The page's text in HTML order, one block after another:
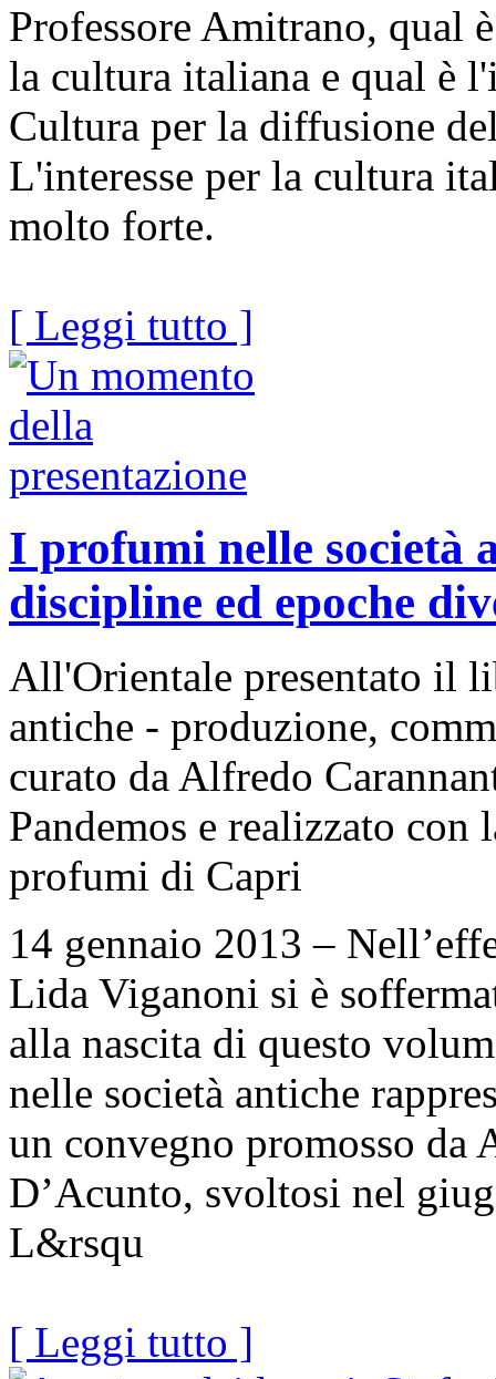
Professore Amitrano, qual
la cultura italiana e qual è
Cultura per la diffusione
L'interesse per la cultura
molto forte.
[ Leggi tutto ]
I profumi nelle società
discipline ed epoche
All'Orientale presentato il
antiche - produzione,
curato da Alfredo
Pandemos e realizzato
profumi di Capri
14 gennaio 2013 –
Lida Viganoni si è
alla nascita di questo
nelle società antiche
un convegno promosso da
D’Acunto, svoltosi nel
L&rsqu
[ Leggi tutto ]